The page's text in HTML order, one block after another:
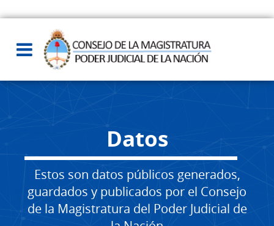
Datos
Estos son datos públicos generados,
guardados y publicados por el Consejo
de la Magistratura del Poder Judicial de